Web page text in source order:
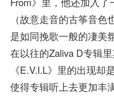
（故意走音的古筝音
是如同挽歌一般的凄美
在以往的Zaliva D专辑
《E.V.I.L》里的出现却
使得专辑听上去更加丰满